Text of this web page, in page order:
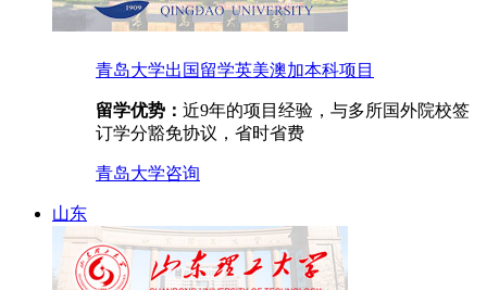
青岛大学出国留学英美澳加本科项目
留学优势： 近9年的项目经验，与多所国外院校签
订学分豁免协议，省时省费
青岛大学咨询
山东